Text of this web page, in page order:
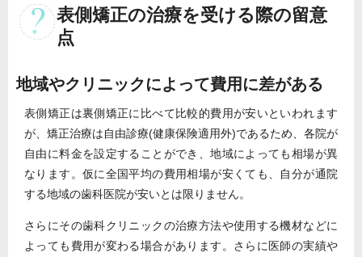
表側矯正の治療を受ける際の留意
点
地域やクリニックによって費用に差がある
表側矯正は裏側矯正に比べて比較的費用が安いといわれます
が、矯正治療は自由診療(健康保険適用外)であるため、各院が
自由に料金を設定することができ、地域によっても相場が異
なります。仮に全国平均の費用相場が安くても、自分が通院
する地域の歯科医院が安いとは限りません。
さらにその歯科クリニックの治療方法や使用する機材などに
よっても費用が変わる場合があります。さらに医師の実績や